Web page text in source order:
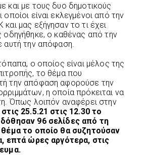
και με τους δυο δημοτικούς
είναι εκλεγμένοι από την
μας εξήγησαν το τι έχει
οδηγήθηκε, ο καθένας από την
αυτή την απόφαση.
ο οποίος είναι μέλος της
το θέμα που
την απόφαση αφορούσε την
η οποία πρόκειται να
Όπως λοιπόν αναφέρει στην
στις 25.5.21 στις 12.30 το
96 σελίδες από τη
θέμα το οποίο θα συζητούσαν
επτά ώρες αργότερα, στις